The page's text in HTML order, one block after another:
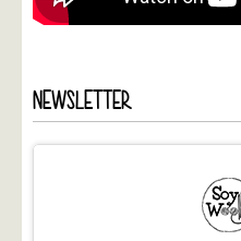
NEWSLETTER